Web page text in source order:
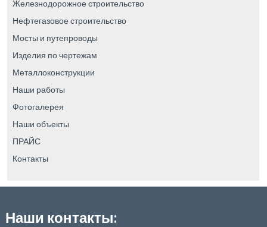
Железнодорожное строительство
Нефтегазовое строительство
Мосты и путепроводы
Изделия по чертежам
Металлоконструкции
Наши работы
Фотогалерея
Наши объекты
ПРАЙС
Контакты
Наши контакты: